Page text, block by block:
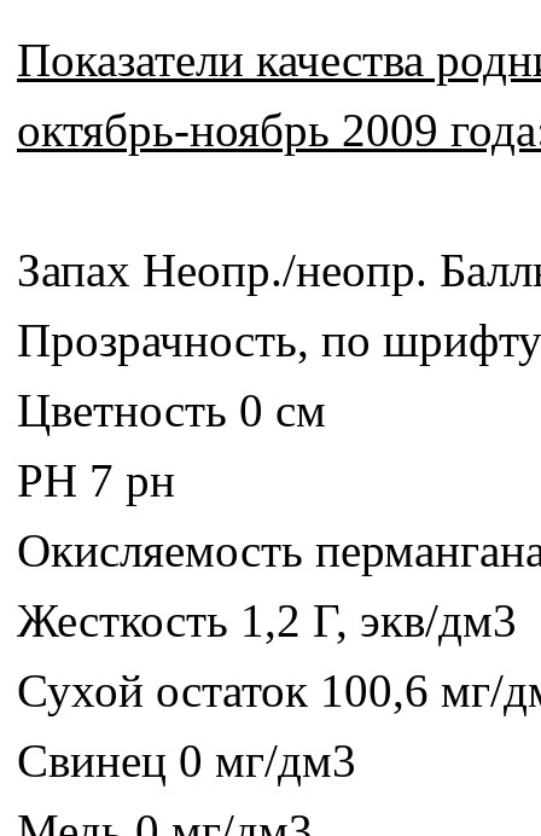
Показатели качества
октябрь-ноябрь 2009
Запах Неопр./неопр.
Прозрачность, по
Цветность 0 см
РН 7 рн
Окисляемость
Жесткость 1,2 Г, экв/дм3
Сухой остаток 100,6 мг/
Свинец 0 мг/дм3